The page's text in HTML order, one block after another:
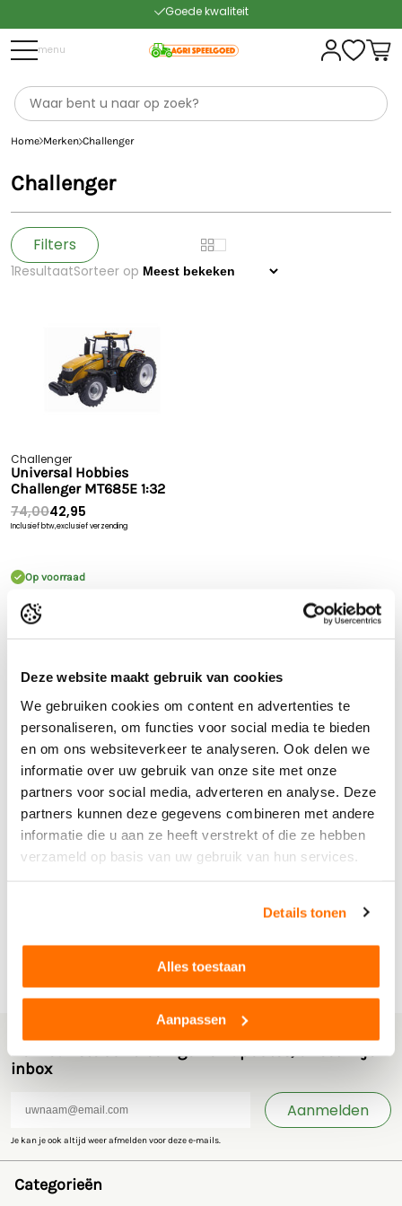
Deze website maakt gebruik van cookies
We gebruiken cookies om content en advertenties te
personaliseren, om functies voor social media te bieden
en om ons websiteverkeer te analyseren. Ook delen we
informatie over uw gebruik van onze site met onze
partners voor social media, adverteren en analyse. Deze
partners kunnen deze gegevens combineren met andere
informatie die u aan ze heeft verstrekt of die ze hebben
verzameld op basis van uw gebruik van hun services.
Details tonen
Alles toestaan
Aanpassen
Gratis verzending vanaf €70* in NL
Snelle levering
menu
Home Merken Challenger
Challenger
Filters
1ResultaatSorteer op
Challenger
Universal Hobbies
Challenger MT685E 1:32
74,0042,95
Inclusief btw,exclusief verzending
Op voorraad
Bekijk product
60 dagen retour
Gratis verzending vanaf €70* in NL
Snelle levering
Bij Agrispeelgoed kan je diverse Challenger miniaturen bestellen.
miniaturen.
De nieuwste aanbiedingen en updates, direct in je
inbox
Aanmelden
Je kan je ook altijd weer afmelden voor deze e-mails.
Categorieën